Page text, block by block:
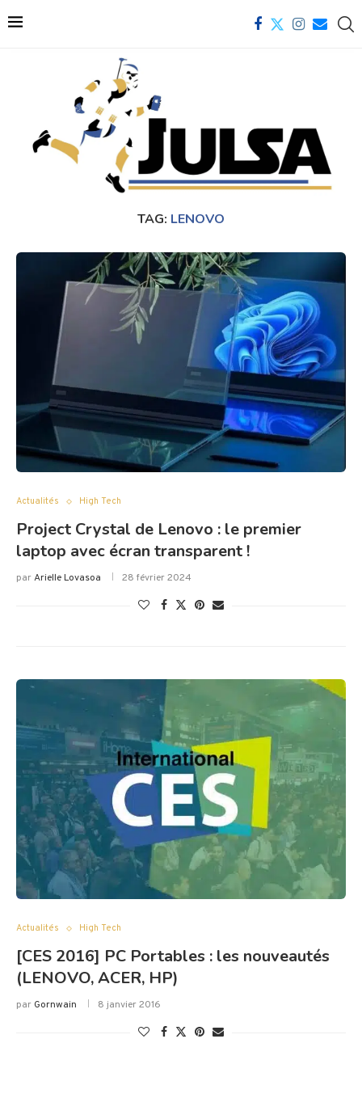
TAG: LENOVO
Actualités High Tech
Project Crystal de Lenovo : le premier
laptop avec écran transparent !
parArielle Lovasoa 28 février 2024
Actualités High Tech
[CES 2016] PC Portables : les nouveautés
(LENOVO, ACER, HP)
par Gornwain 8 janvier 2016